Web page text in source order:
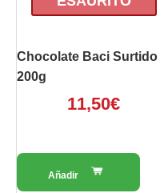
Chocolate Baci Surtido
200g
11,50€